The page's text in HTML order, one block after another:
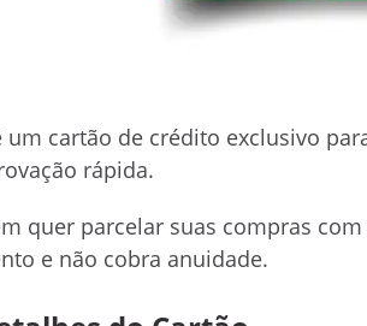
um cartão de crédito exclusivo
rápida.
quer parcelar suas compras
e não cobra anuidade.